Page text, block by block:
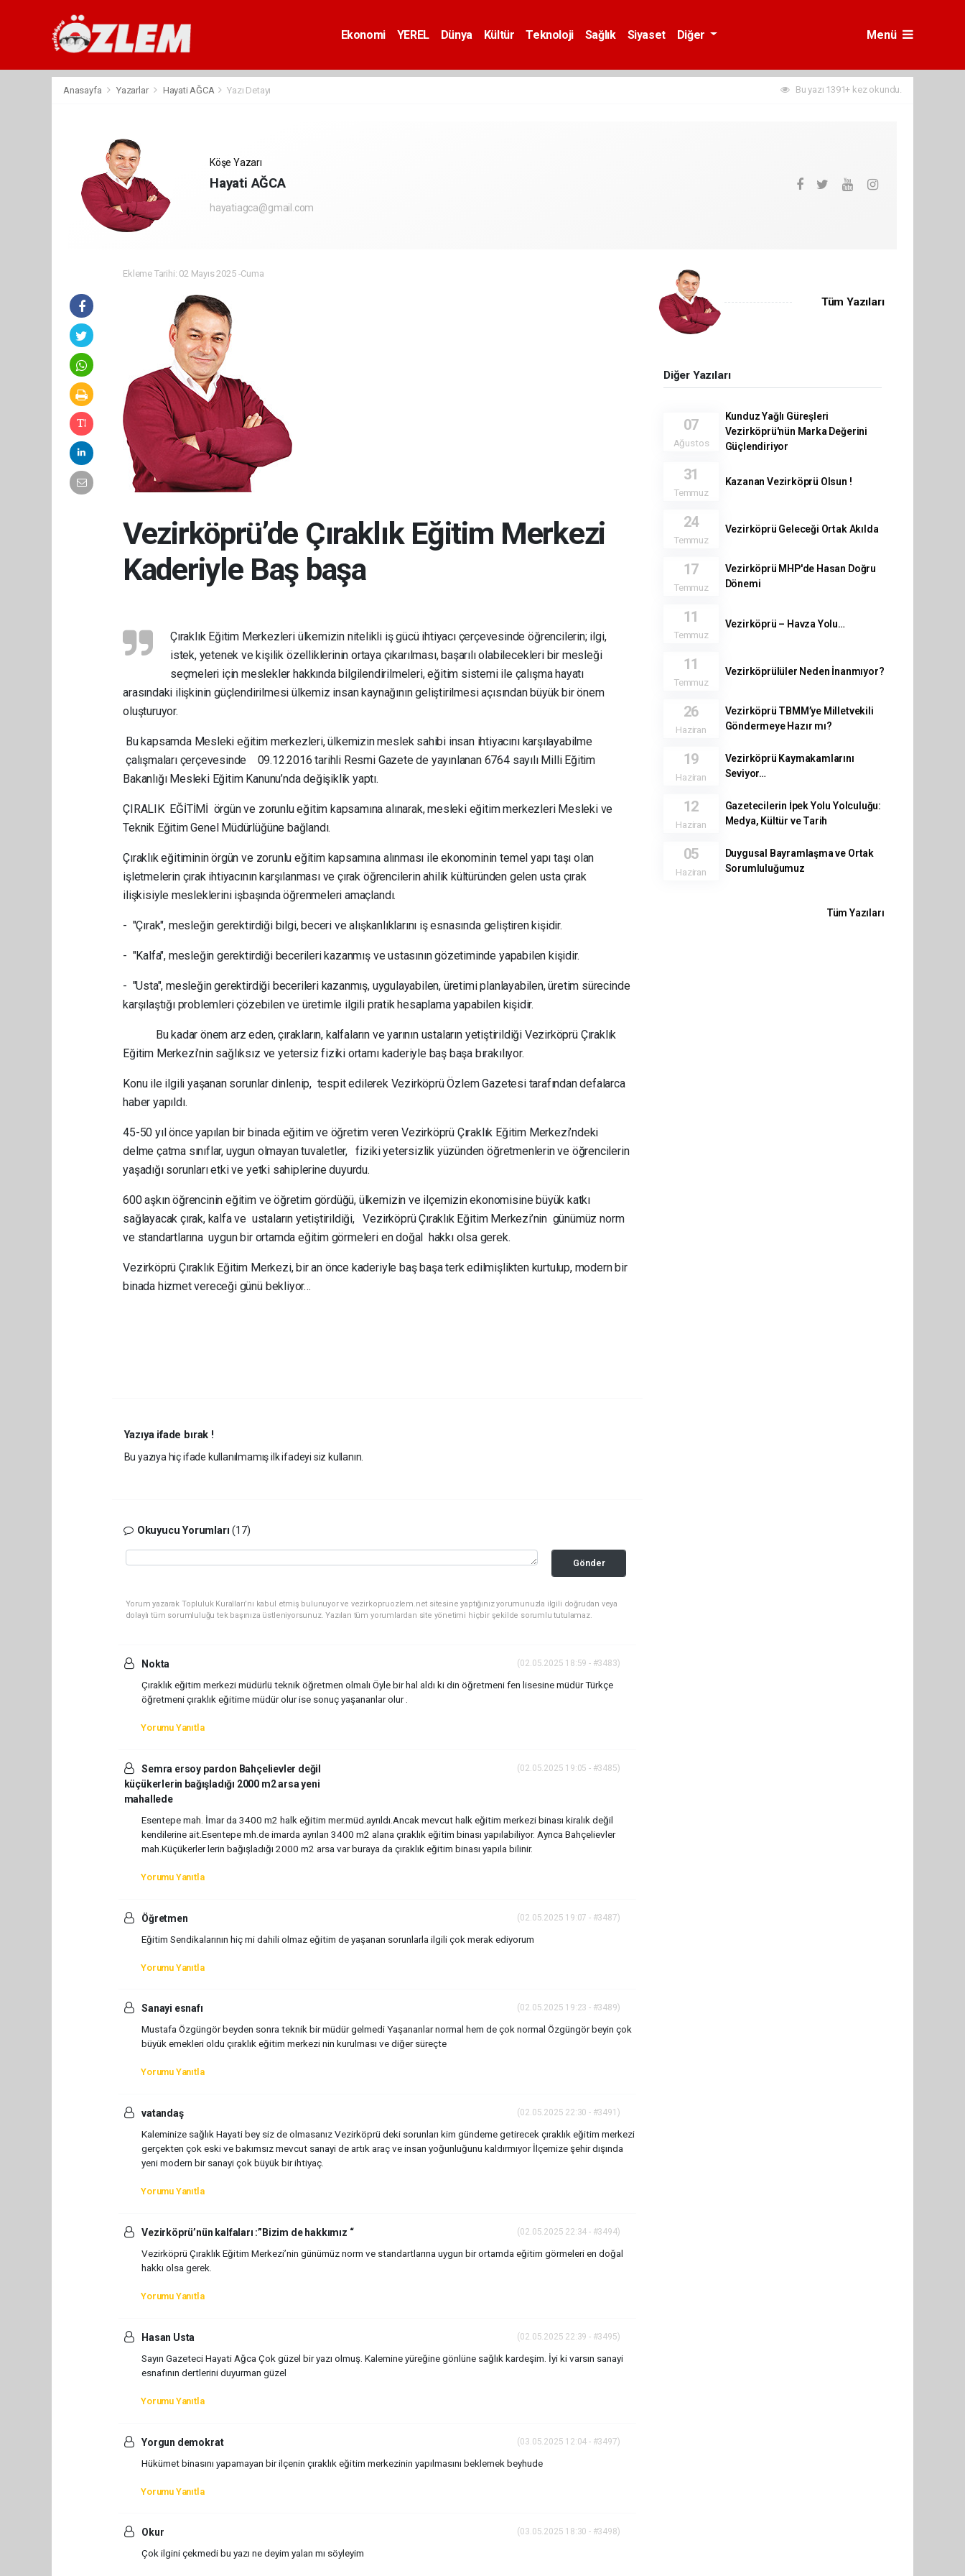
Ekonomi YEREL Dünya Kültür Teknoloji Sağlık Siyaset Diğer Menü
Anasayfa Yazarlar Hayati AĞCA Yazı Detayı Bu yazı 1391+ kez okundu.
Köşe Yazarı
Hayati AĞCA
hayatiagca@gmail.com
Ekleme Tarihi: 02 Mayıs 2025 -Cuma
Vezirköprü’de Çıraklık Eğitim Merkezi
Kaderiyle Baş başa
Çıraklık Eğitim Merkezleri ülkemizin nitelikli iş gücü ihtiyacı çerçevesinde öğrencilerin; ilgi,
istek, yetenek ve kişilik özelliklerinin ortaya çıkarılması, başarılı olabilecekleri bir mesleği
seçmeleri için meslekler hakkında bilgilendirilmeleri, eğitim sistemi ile çalışma hayatı
arasındaki ilişkinin güçlendirilmesi ülkemiz insan kaynağının geliştirilmesi açısından büyük bir önem
oluşturuyor.
Bu kapsamda Mesleki eğitim merkezleri, ülkemizin meslek sahibi insan ihtiyacını karşılayabilme
çalışmaları çerçevesinde 09.12.2016 tarihli Resmi Gazete de yayınlanan 6764 sayılı Milli Eğitim
Bakanlığı Mesleki Eğitim Kanunu’nda değişiklik yaptı.
ÇIRALIK EĞİTİMİ örgün ve zorunlu eğitim kapsamına alınarak, mesleki eğitim merkezleri Mesleki ve
Teknik Eğitim Genel Müdürlüğüne bağlandı.
Çıraklık eğitiminin örgün ve zorunlu eğitim kapsamına alınması ile ekonominin temel yapı taşı olan
işletmelerin çırak ihtiyacının karşılanması ve çırak öğrencilerin ahilik kültüründen gelen usta çırak
ilişkisiyle mesleklerini işbaşında öğrenmeleri amaçlandı.
- "Çırak", mesleğin gerektirdiği bilgi, beceri ve alışkanlıklarını iş esnasında geliştiren kişidir.
- "Kalfa", mesleğin gerektirdiği becerileri kazanmış ve ustasının gözetiminde yapabilen kişidir.
- "Usta", mesleğin gerektirdiği becerileri kazanmış, uygulayabilen, üretimi planlayabilen, üretim sürecinde
karşılaştığı problemleri çözebilen ve üretimle ilgili pratik hesaplama yapabilen kişidir.
Bu kadar önem arz eden, çırakların, kalfaların ve yarının ustaların yetiştirildiği Vezirköprü Çıraklık
Eğitim Merkezi’nin sağlıksız ve yetersiz fiziki ortamı kaderiyle baş başa bırakılıyor.
Konu ile ilgili yaşanan sorunlar dinlenip, tespit edilerek Vezirköprü Özlem Gazetesi tarafından defalarca
haber yapıldı.
45-50 yıl önce yapılan bir binada eğitim ve öğretim veren Vezirköprü Çıraklık Eğitim Merkezi’ndeki
delme çatma sınıflar, uygun olmayan tuvaletler, fiziki yetersizlik yüzünden öğretmenlerin ve öğrencilerin
yaşadığı sorunları etki ve yetki sahiplerine duyurdu.
600 aşkın öğrencinin eğitim ve öğretim gördüğü, ülkemizin ve ilçemizin ekonomisine büyük katkı
sağlayacak çırak, kalfa ve ustaların yetiştirildiği, Vezirköprü Çıraklık Eğitim Merkezi’nin günümüz norm
ve standartlarına uygun bir ortamda eğitim görmeleri en doğal hakkı olsa gerek.
Vezirköprü Çıraklık Eğitim Merkezi, bir an önce kaderiyle baş başa terk edilmişlikten kurtulup, modern bir
binada hizmet vereceği günü bekliyor…
Yazıya ifade bırak !
Bu yazıya hiç ifade kullanılmamış ilk ifadeyi siz kullanın.
Okuyucu Yorumları(17)
Gönder
Yorum yazarak Topluluk Kuralları’nı kabul etmiş bulunuyor ve vezirkopruozlem.net sitesine yaptığınız yorumunuzla ilgili doğrudan veya
dolaylı tüm sorumluluğu tek başınıza üstleniyorsunuz. Yazılan tüm yorumlardan site yönetimi hiçbir şekilde sorumlu tutulamaz.
Nokta (02.05.2025 18:59 - #3483)
Çıraklık eğitim merkezi müdürlü teknik öğretmen olmalı Öyle bir hal aldı ki din öğretmeni fen lisesine müdür Türkçe
öğretmeni çıraklık eğitime müdür olur ise sonuç yaşananlar olur .
Yorumu Yanıtla
Semra ersoy pardon Bahçelievler değil
küçükerlerin bağışladığı 2000 m2 arsa yeni
mahallede
(02.05.2025 19:05 - #3485)
Esentepe mah. İmar da 3400 m2 halk eğitim mer.müd.ayrıldı.Ancak mevcut halk eğitim merkezi binası kiralık değil
kendilerine ait.Esentepe mh.de imarda ayrılan 3400 m2 alana çıraklık eğitim binası yapılabiliyor. Ayrıca Bahçelievler
mah.Küçükerler lerin bağışladığı 2000 m2 arsa var buraya da çıraklık eğitim binası yapıla bilinir.
Yorumu Yanıtla
Öğretmen (02.05.2025 19:07 - #3487)
Eğitim Sendikalarının hiç mi dahili olmaz eğitim de yaşanan sorunlarla ilgili çok merak ediyorum
Yorumu Yanıtla
Sanayi esnafı (02.05.2025 19:23 - #3489)
Mustafa Özgüngör beyden sonra teknik bir müdür gelmedi Yaşananlar normal hem de çok normal Özgüngör beyin çok
büyük emekleri oldu çıraklık eğitim merkezi nin kurulması ve diğer süreçte
Yorumu Yanıtla
vatandaş (02.05.2025 22:30 - #3491)
Kaleminize sağlık Hayati bey siz de olmasanız Vezirköprü deki sorunları kim gündeme getirecek çıraklık eğitim merkezi
gerçekten çok eski ve bakımsız mevcut sanayi de artık araç ve insan yoğunluğunu kaldırmıyor İlçemize şehir dışında
yeni modern bir sanayi çok büyük bir ihtiyaç.
Yorumu Yanıtla
Vezirköprü’nün kalfaları :”Bizim de hakkımız “ (02.05.2025 22:34 - #3494)
Vezirköprü Çıraklık Eğitim Merkezi’nin günümüz norm ve standartlarına uygun bir ortamda eğitim görmeleri en doğal
hakkı olsa gerek.
Yorumu Yanıtla
Hasan Usta (02.05.2025 22:39 - #3495)
Sayın Gazeteci Hayati Ağca Çok güzel bir yazı olmuş. Kalemine yüreğine gönlüne sağlık kardeşim. İyi ki varsın sanayi
esnafının dertlerini duyurman güzel
Yorumu Yanıtla
Yorgun demokrat (03.05.2025 12:04 - #3497)
Hükümet binasını yapamayan bir ilçenin çıraklık eğitim merkezinin yapılmasını beklemek beyhude
Yorumu Yanıtla
Okur (03.05.2025 18:30 - #3498)
Çok ilgini çekmedi bu yazı ne deyim yalan mı söyleyim
Tüm Yazıları
Diğer Yazıları
07
Ağustos
Kunduz Yağlı Güreşleri
Vezirköprü'nün Marka Değerini
Güçlendiriyor
31
Temmuz
Kazanan Vezirköprü Olsun !
24
Temmuz
Vezirköprü Geleceği Ortak Akılda
17
Temmuz
Vezirköprü MHP'de Hasan Doğru
Dönemi
11
Temmuz
Vezirköprü – Havza Yolu…
11
Temmuz
Vezirköprülüler Neden İnanmıyor?
26
Haziran
Vezirköprü TBMM’ye Milletvekili
Göndermeye Hazır mı?
19
Haziran
Vezirköprü Kaymakamlarını
Seviyor…
12
Haziran
Gazetecilerin İpek Yolu Yolculuğu:
Medya, Kültür ve Tarih
05
Haziran
Duygusal Bayramlaşma ve Ortak
Sorumluluğumuz
Tüm Yazıları